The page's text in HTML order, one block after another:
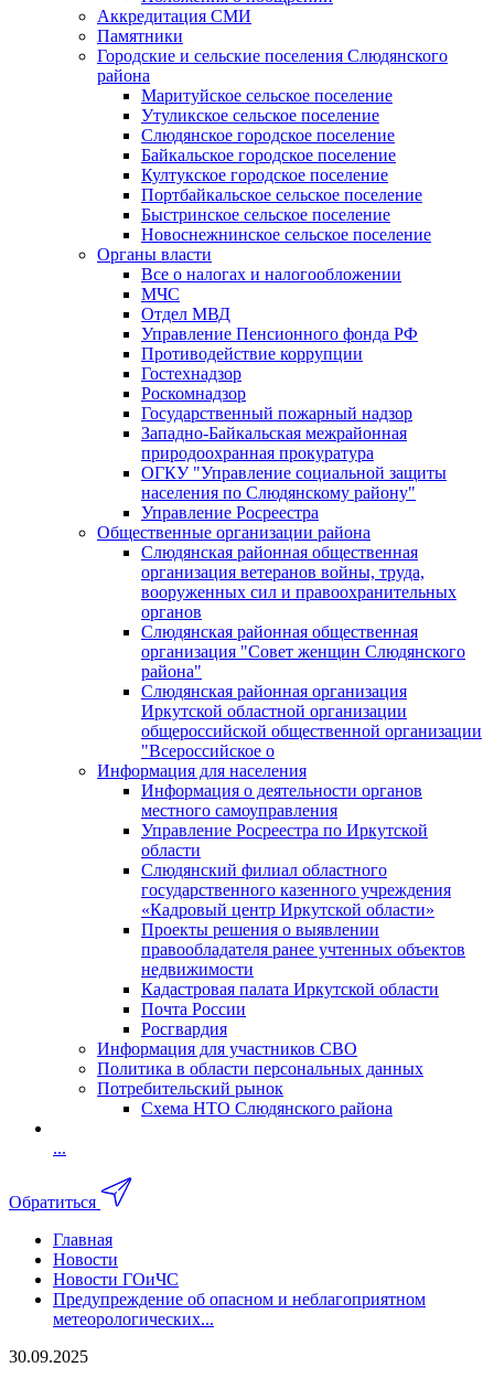
Аккредитация СМИ
Памятники
Городские и сельские поселения Слюдянского
района
Маритуйское сельское поселение
Утуликское сельское поселение
Слюдянское городское поселение
Байкальское городское поселение
Култукское городское поселение
Портбайкальское сельское поселение
Быстринское сельское поселение
Новоснежнинское сельское поселение
Органы власти
Все о налогах и налогообложении
МЧС
Отдел МВД
Управление Пенсионного фонда РФ
Противодействие коррупции
Гостехнадзор
Роскомнадзор
Государственный пожарный надзор
Западно-Байкальская межрайонная
природоохранная прокуратура
ОГКУ "Управление социальной защиты
населения по Слюдянскому району"
Управление Росреестра
Общественные организации района
Слюдянская районная общественная
организация ветеранов войны, труда,
вооруженных сил и правоохранительных
органов
Слюдянская районная общественная
организация "Совет женщин Слюдянского
района"
Слюдянская районная организация
Иркутской областной организации
общероссийской общественной организации
"Всероссийское о
Информация для населения
Информация о деятельности органов
местного самоуправления
Управление Росреестра по Иркутской
области
Слюдянский филиал областного
государственного казенного учреждения
«Кадровый центр Иркутской области»
Проекты решения о выявлении
правообладателя ранее учтенных объектов
недвижимости
Кадастровая палата Иркутской области
Почта России
Росгвардия
Информация для участников СВО
Политика в области персональных данных
Потребительский рынок
Схема НТО Слюдянского района
...
Обратиться
Главная
Новости
Новости ГОиЧС
Предупреждение об опасном и неблагоприятном
метеорологических...
30.09.2025